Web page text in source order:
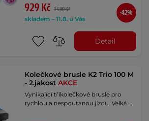
929 Kč 1 590 Kč
skladem – 11.8. u Vás
-42%
Detail
Kolečkové brusle K2 Trio 100 M
- 2.jakostAKCE
Vynikající tříkolečkové brusle pro
rychlou a nespoutanou jízdu. Velká …